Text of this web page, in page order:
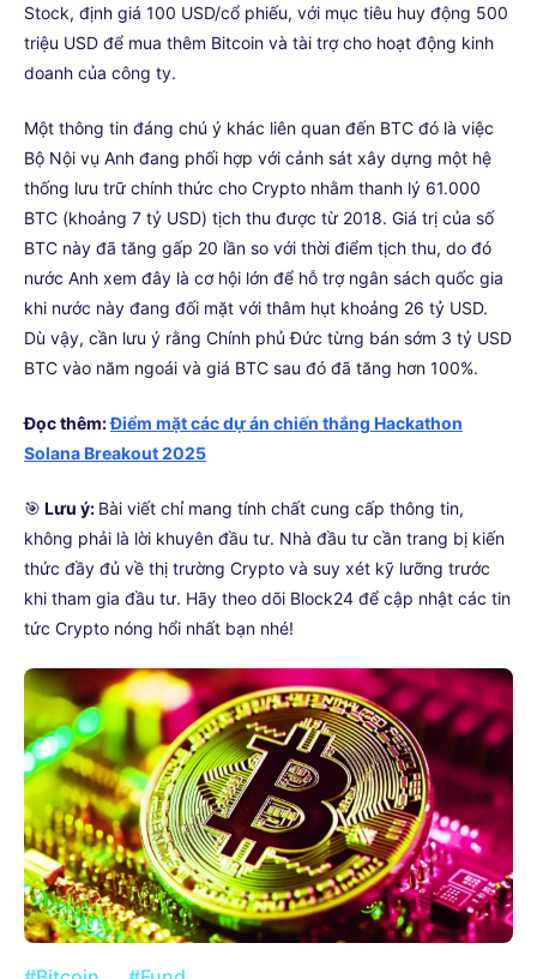
Stock, định giá 100 USD/cổ phiếu, với mục tiêu huy động 500
triệu USD để mua thêm Bitcoin và tài trợ cho hoạt động kinh
doanh của công ty.
Một thông tin đáng chú ý khác liên quan đến BTC đó là việc
Bộ Nội vụ Anh đang phối hợp với cảnh sát xây dựng một hệ
thống lưu trữ chính thức cho Crypto nhằm thanh lý 61.000
BTC (khoảng 7 tỷ USD) tịch thu được từ 2018. Giá trị của số
BTC này đã tăng gấp 20 lần so với thời điểm tịch thu, do đó
nước Anh xem đây là cơ hội lớn để hỗ trợ ngân sách quốc gia
khi nước này đang đối mặt với thâm hụt khoảng 26 tỷ USD.
Dù vậy, cần lưu ý rằng Chính phủ Đức từng bán sớm 3 tỷ USD
BTC vào năm ngoái và giá BTC sau đó đã tăng hơn 100%.
Đọc thêm:Điểm mặt các dự án chiến thắng Hackathon
Solana Breakout 2025
🎯 Lưu ý: Bài viết chỉ mang tính chất cung cấp thông tin,
không phải là lời khuyên đầu tư. Nhà đầu tư cần trang bị kiến
thức đầy đủ về thị trường Crypto và suy xét kỹ lưỡng trước
khi tham gia đầu tư. Hãy theo dõi Block24 để cập nhật các tin
tức Crypto nóng hổi nhất bạn nhé!